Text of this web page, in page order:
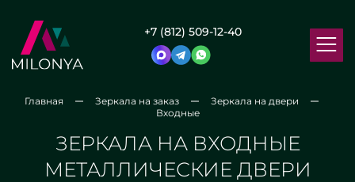
+7 (812) 509-12-40
Главная Зеркала на заказ
Зеркала на двери
Входные
ЗЕРКАЛА НА ВХОДНЫЕ
МЕТАЛЛИЧЕСКИЕ ДВЕРИ